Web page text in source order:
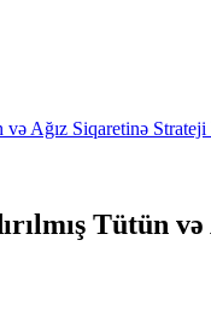
və Ağız Siqaretinə
Tütün